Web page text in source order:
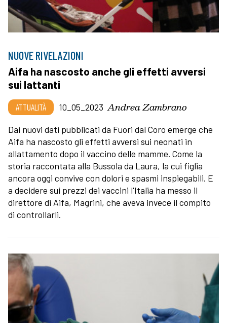
NUOVE RIVELAZIONI
Aifa ha nascosto anche gli effetti avversi
sui lattanti
ATTUALITÀ 10_05_2023 Andrea Zambrano
Dai nuovi dati pubblicati da Fuori dal Coro emerge che
Aifa ha nascosto gli effetti avversi sui neonati in
allattamento dopo il vaccino delle mamme. Come la
storia raccontata alla Bussola da Laura, la cui figlia
ancora oggi convive con dolori e spasmi inspiegabili. E
a decidere sui prezzi dei vaccini l'Italia ha messo il
direttore di Aifa, Magrini, che aveva invece il compito
di controllarli.